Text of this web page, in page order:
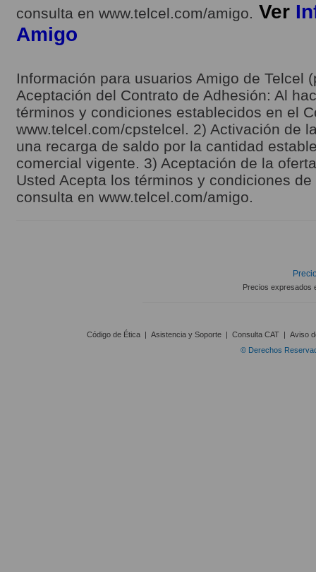
consulta en www.telcel.com/amigo. Ver
Amigo
Información para usuarios Amigo de Telcel
Aceptación del Contrato de Adhesión: Al
términos y condiciones establecidos en el
www.telcel.com/cpstelcel. 2) Activación de
una recarga de saldo por la cantidad
comercial vigente. 3) Aceptación de la
Usted Acepta los términos y condiciones
consulta en www.telcel.com/amigo.
Precios expresados
Código de Ética | Asistencia y Soporte | Consulta CAT | Aviso
© Derechos